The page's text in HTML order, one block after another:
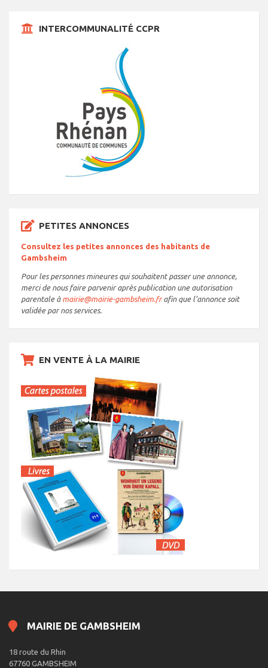
INTERCOMMUNALITÉ CCPR
PETITES ANNONCES
Consultez les petites annonces des habitants de
Gambsheim
Pour les personnes mineures qui souhaitent passer une annonce,
merci de nous faire parvenir après publication une autorisation
parentale à mairie@mairie-gambsheim.frafin que l’annonce soit
validée par nos services.
EN VENTE À LA MAIRIE
MAIRIE DE GAMBSHEIM
18 route du Rhin
67760 GAMBSHEIM